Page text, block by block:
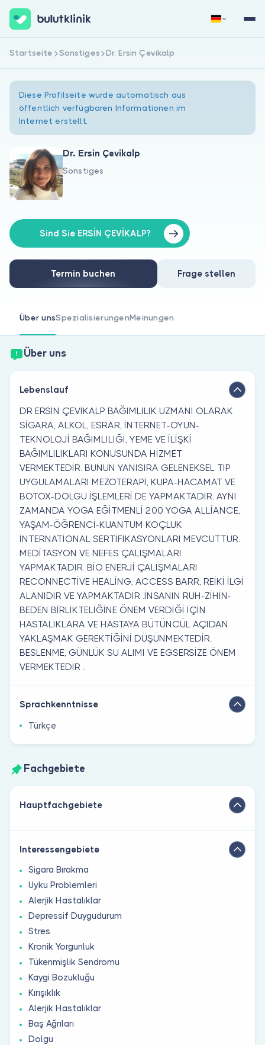
Über uns
Für Patienten
Für Ärzte
Jetzt registrieren Anmelden
Startseite Sonstiges Dr. Ersin Çevikalp
Diese Profilseite wurde automatisch aus
öffentlich verfügbaren Informationen im
Internet erstellt.
Dr. Ersin Çevikalp
Sonstiges
Sind Sie ERSİN ÇEVİKALP?
Termin buchen Frage stellen
Über unsSpezialisierungenMeinungen
Über uns
Lebenslauf
DR ERSİN ÇEVİKALP BAĞIMLILIK UZMANI OLARAK
SİGARA, ALKOL, ESRAR, İNTERNET-OYUN-
TEKNOLOJİ BAĞIMLILIĞI, YEME VE İLİŞKİ
BAĞIMLILIKLARI KONUSUNDA HİZMET
VERMEKTEDİR. BUNUN YANISIRA GELENEKSEL TIP
UYGULAMALARI MEZOTERAPİ, KUPA-HACAMAT VE
BOTOX-DOLGU İŞLEMLERİ DE YAPMAKTADIR. AYNI
ZAMANDA YOGA EĞİTMENLİ 200 YOGA ALLİANCE,
YAŞAM-ÖĞRENCİ-KUANTUM KOÇLUK
İNTERNATİONAL SERTİFİKASYONLARI MEVCUTTUR.
MEDİTASYON VE NEFES ÇALIŞMALARI
YAPMAKTADIR. BİO ENERJİ ÇALIŞMALARI
RECONNECTİVE HEALİNG, ACCESS BARR, REİKİ İLGİ
ALANIDIR VE YAPMAKTADIR .İNSANIN RUH-ZİHİN-
BEDEN BİRLİKTELİĞİNE ÖNEM VERDİĞİ İÇİN
HASTALIKLARA VE HASTAYA BÜTÜNCÜL AÇIDAN
YAKLAŞMAK GEREKTİĞİNİ DÜŞÜNMEKTEDİR.
BESLENME, GÜNLÜK SU ALIMI VE EGSERSİZE ÖNEM
VERMEKTEDİR .
Sprachkenntnisse
Türkçe
Fachgebiete
Hauptfachgebiete
Interessengebiete
Sigara Bırakma
Uyku Problemleri
Alerjik Hastalıklar
Depressif Duygudurum
Stres
Kronik Yorgunluk
Tükenmişlik Sendromu
Kaygi Bozukluğu
Kırışıklık
Alerjik Hastalıklar
Baş Ağrıları
Dolgu